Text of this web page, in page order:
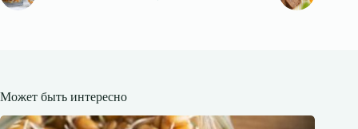
Может быть интересно